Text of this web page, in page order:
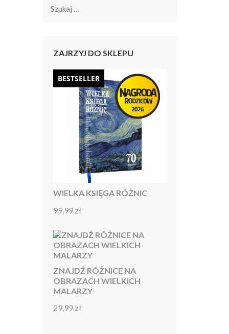
Szukaj:
ZAJRZYJ DO SKLEPU
BESTSELLER
WIELKA KSIĘGA RÓŻNIC
Oceniono
99,99 zł
ZNAJDŹ RÓŻNICE NA
OBRAZACH WIELKICH
MALARZY
Oceniono
29,99 zł